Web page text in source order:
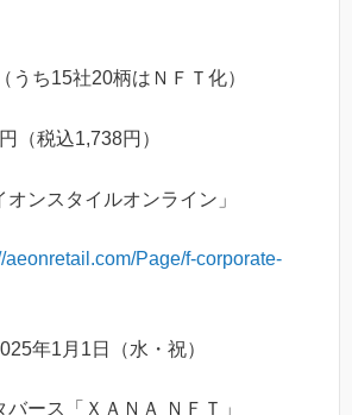
うち15社20柄はＮＦＴ化）
（税込1,738円）
ンスタイルオンライン」
aeonretail.com/Page/f-corporate-
年1月1日（水・祝）
バース「ＸＡＮＡ ＮＦＴ」